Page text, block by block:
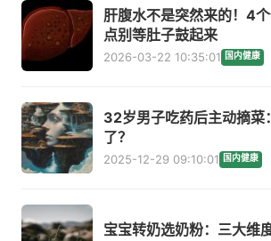
肝腹水不是突然来的！4
点别等肚子鼓起来
2026-03-22 10:35:01 国内健康
32岁男子吃药后主动摘菜
了？
2025-12-29 09:10:01 国内健康
宝宝转奶选奶粉：三大维